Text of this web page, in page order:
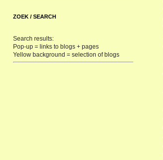
ZOEK / SEARCH
Search results:
Pop-up = links to blogs + pages
Yellow background = selection of blogs